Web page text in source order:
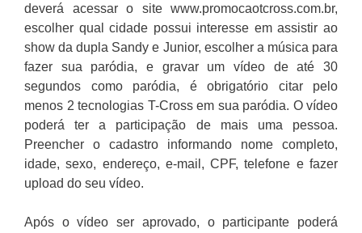
deverá acessar o site www.promocaotcross.com.br,
escolher qual cidade possui interesse em assistir ao
show da dupla Sandy e Junior, escolher a música para
fazer sua paródia, e gravar um vídeo de até 30
segundos como paródia, é obrigatório citar pelo
menos 2 tecnologias T-Cross em sua paródia. O vídeo
poderá ter a participação de mais uma pessoa.
Preencher o cadastro informando nome completo,
idade, sexo, endereço, e-mail, CPF, telefone e fazer
upload do seu vídeo.
Após o vídeo ser aprovado, o participante poderá